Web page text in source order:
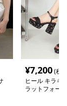
¥7,200(税
ヒール キラキ
ラットフォー